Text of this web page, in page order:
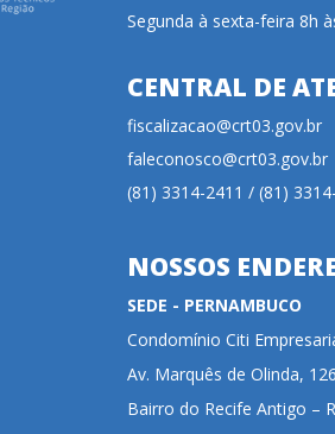
Segunda à sexta-feira 8h
CENTRAL DE
fiscalizacao@crt03.gov.br
faleconosco@crt03.gov.br
(81) 3314-2411 / (81)
NOSSOS
SEDE - PERNAMBUCO
Condomínio Citi
Av. Marquês de Olinda,
Bairro do Recife Antigo –